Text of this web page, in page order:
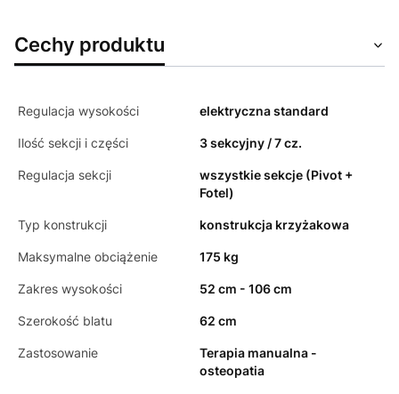
Cechy produktu
Regulacja wysokości elektryczna standard
Ilość sekcji i części 3 sekcyjny / 7 cz.
Regulacja sekcji
wszystkie sekcje (Pivot +
Fotel)
Typ konstrukcji konstrukcja krzyżakowa
Maksymalne obciążenie 175 kg
Zakres wysokości 52 cm - 106 cm
Szerokość blatu 62 cm
Zastosowanie
Terapia manualna -
osteopatia